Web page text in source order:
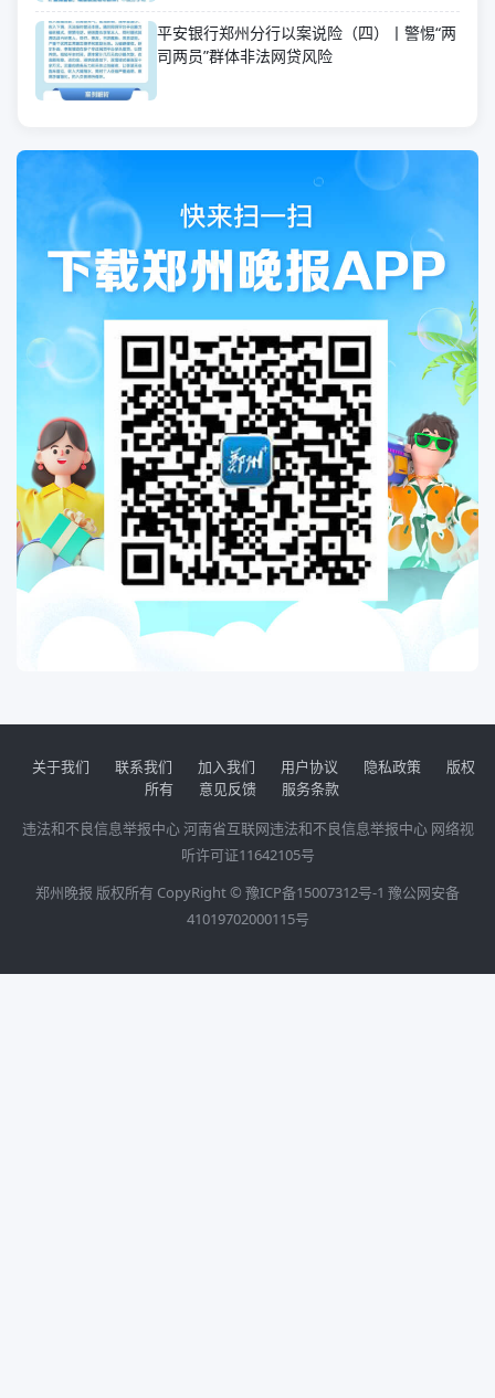
平安银行郑州分行以案说险（四）丨警惕“两
司两员”群体非法网贷风险
关于我们 联系我们 加入我们 用户协议 隐私政策
版权
所有
意见反馈
服务条款
违法和不良信息举报中心河南省互联网违法和不良信息举报中心 网络视
听许可证11642105号
郑州晚报 版权所有 CopyRight © 豫ICP备15007312号-1 豫公网安备
41019702000115号